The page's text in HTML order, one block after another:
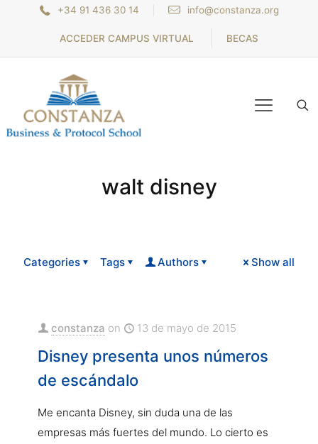
+34 91 436 30 14 info@constanza.org
ACCEDER CAMPUS VIRTUAL BECAS
walt disney
Categories Tags Authors Show all
constanza on 13 de mayo de 2015
Disney presenta unos números
de escándalo
Me encanta Disney, sin duda una de las
empresas más fuertes del mundo. Lo cierto es